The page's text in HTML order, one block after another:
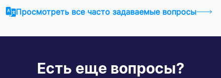
Просмотреть все часто задаваемые вопросы
Есть еще вопросы?